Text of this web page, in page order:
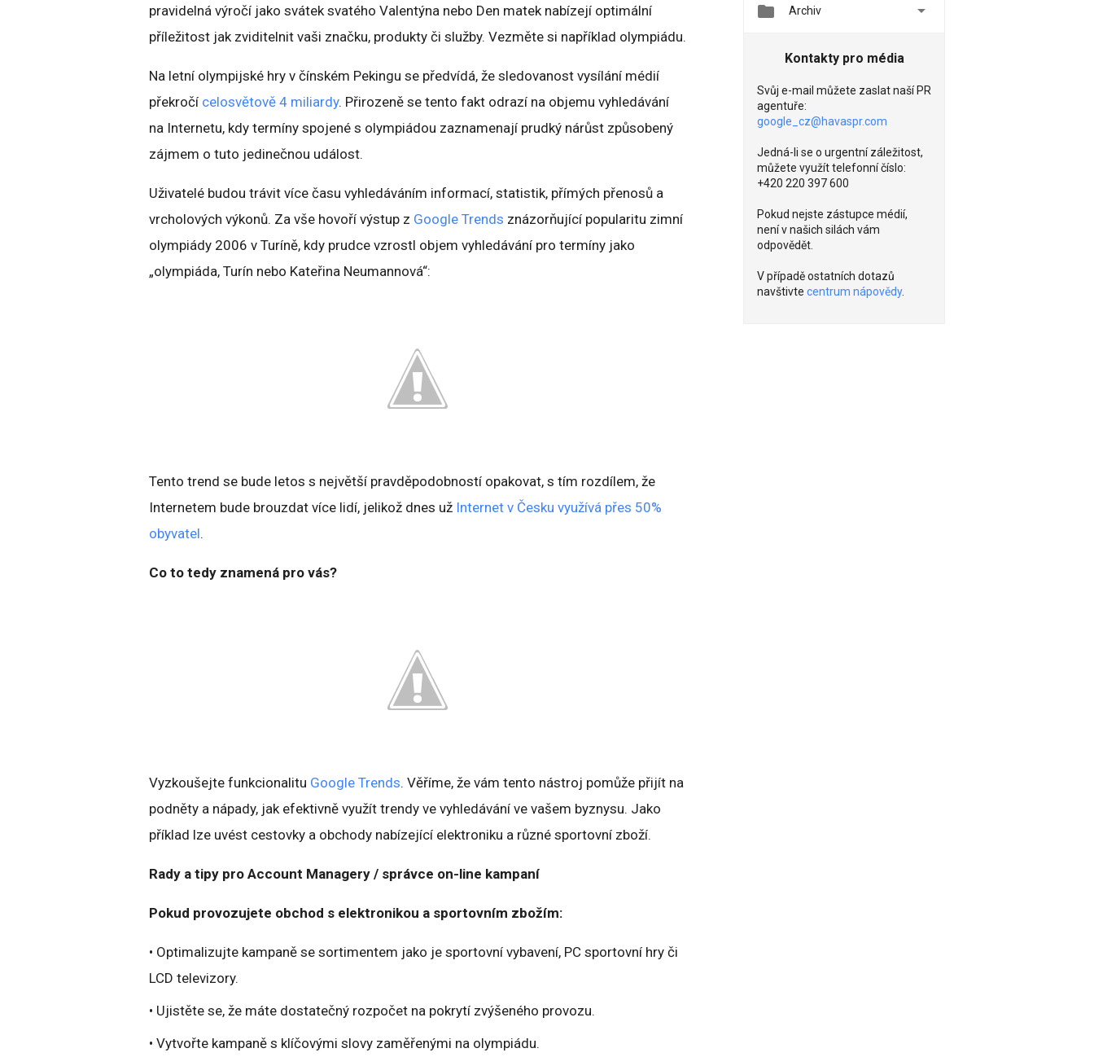
pravidelná výročí jako svátek svatého Valentýna nebo Den matek nabízejí optimální
příležitost jak zviditelnit vaši značku, produkty či služby. Vezměte si například olympiádu.
Na letní olympijské hry v čínském Pekingu se předvídá, že sledovanost vysílání médií
překročí celosvětově 4 miliardy. Přirozeně se tento fakt odrazí na objemu vyhledávání
na Internetu, kdy termíny spojené s olympiádou zaznamenají prudký nárůst způsobený
zájmem o tuto jedinečnou událost.
Uživatelé budou trávit více času vyhledáváním informací, statistik, přímých přenosů a
vrcholových výkonů. Za vše hovoří výstup z Google Trends znázorňující popularitu zimní
olympiády 2006 v Turíně, kdy prudce vzrostl objem vyhledávání pro termíny jako
„olympiáda, Turín nebo Kateřina Neumannová“:
Tento trend se bude letos s největší pravděpodobností opakovat, s tím rozdílem, že
Internetem bude brouzdat více lidí, jelikož dnes už Internet v Česku využívá přes 50%
obyvatel.
Co to tedy znamená pro vás?
Vyzkoušejte funkcionalitu Google Trends. Věříme, že vám tento nástroj pomůže přijít na
podněty a nápady, jak efektivně využít trendy ve vyhledávání ve vašem byznysu. Jako
příklad lze uvést cestovky a obchody nabízející elektroniku a různé sportovní zboží.
Rady a tipy pro Account Managery / správce on-line kampaní
Pokud provozujete obchod s elektronikou a sportovním zbožím:
• Optimalizujte kampaně se sortimentem jako je sportovní vybavení, PC sportovní hry či
LCD televizory.
• Ujistěte se, že máte dostatečný rozpočet na pokrytí zvýšeného provozu.
• Vytvořte kampaně s klíčovými slovy zaměřenými na olympiádu.
 Archiv 
Kontakty pro média
Svůj e-mail můžete zaslat naší PR
agentuře:
google_cz@havaspr.com
Jedná-li se o urgentní záležitost,
můžete využít telefonní číslo:
+420 220 397 600
Pokud nejste zástupce médií,
není v našich silách vám
odpovědět.
V případě ostatních dotazů
navštivte centrum nápovědy.